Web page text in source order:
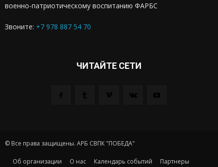
военно-патриотическому воспитанию ФАРБС
Звоните: +7 978 887 54 70
ЧИТАЙТЕ СЕТИ
© Все права защищены. АРБ СВПК "ПОБЕДА"
Об организации О нас Календарь событий Партнеры